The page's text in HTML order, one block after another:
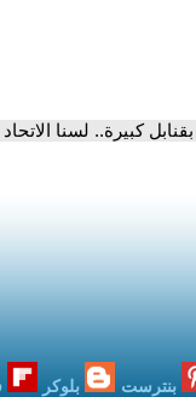
كبيرة.. لسنا
بنترست بلوكر